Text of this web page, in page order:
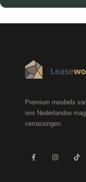
Premium meubels
ons Nederlandse
verrassingen.